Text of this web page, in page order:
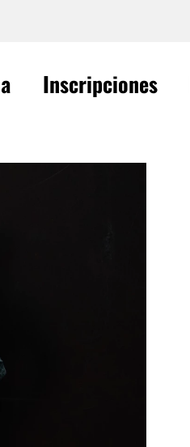
Inscripciones